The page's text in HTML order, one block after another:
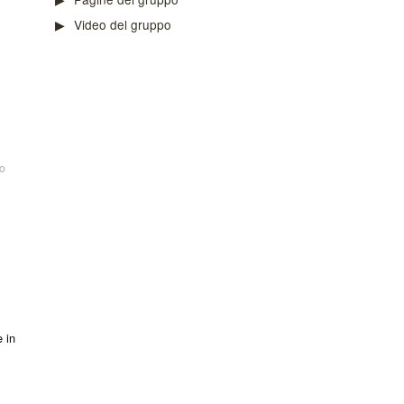
Video del gruppo
in